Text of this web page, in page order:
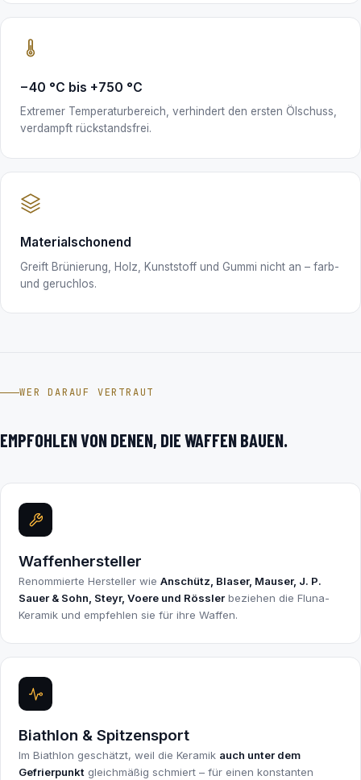
−40 °C bis +750 °C
Extremer Temperaturbereich, verhindert den ersten Ölschuss,
verdampft rückstandsfrei.
Materialschonend
Greift Brünierung, Holz, Kunststoff und Gummi nicht an – farb-
und geruchlos.
WER DARAUF VERTRAUT
EMPFOHLEN VON DENEN, DIE WAFFEN BAUEN.
Waffenhersteller
Renommierte Hersteller wieAnschütz, Blaser, Mauser, J. P.
Sauer & Sohn, Steyr, Voere und Rössler beziehen die Fluna-
Keramik und empfehlen sie für ihre Waffen.
Biathlon & Spitzensport
Im Biathlon geschätzt, weil die Keramik auch unter dem
Gefrierpunkt gleichmäßig schmiert – für einen konstanten